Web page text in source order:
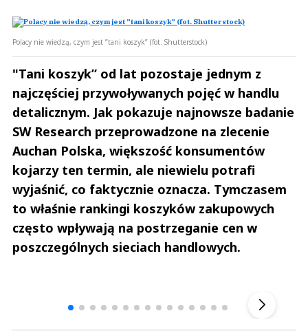
Polacy nie wiedzą, czym jest ”tani koszyk” (fot. Shutterstock)
"Tani koszyk” od lat pozostaje jednym z
najczęściej przywoływanych pojęć w handlu
detalicznym. Jak pokazuje najnowsze badanie
SW Research przeprowadzone na zlecenie
Auchan Polska, większość konsumentów
kojarzy ten termin, ale niewielu potrafi
wyjaśnić, co faktycznie oznacza. Tymczasem
to właśnie rankingi koszyków zakupowych
często wpływają na postrzeganie cen w
poszczególnych sieciach handlowych.